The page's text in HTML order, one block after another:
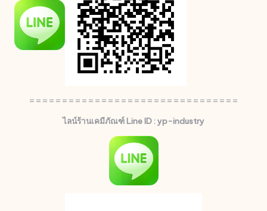
================================
ไลน์ร้านเคมีภัณฑ์ Line ID : yp-industry